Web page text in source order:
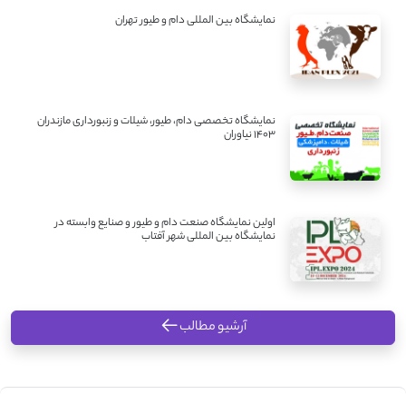
نمایشگاه بین المللی دام و طیور تهران
نمایشگاه تخصصی دام، طیور، شیلات و زنبورداری مازندران
1403 نیاوران
اولین نمایشگاه صنعت دام و طیور و صنایع وابسته در
نمایشگاه بین المللی شهر آفتاب
آرشیو مطالب